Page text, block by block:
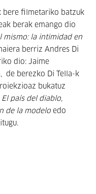
bere filmetariko batzuk
berak emango dio
mismo: la intimidad en
berriz Andres Di
dio: Jaime
de berezko Di Tella-k
bukatuz
El país del diablo,
de la modelo edo